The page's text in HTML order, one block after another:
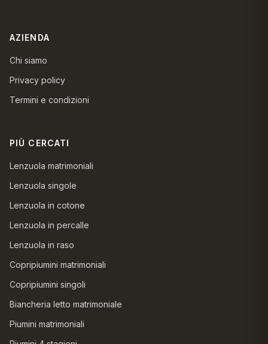
AZIENDA
Chi siamo
Privacy policy
Termini e condizioni
PIÙ CERCATI
Lenzuola matrimoniali
Lenzuola singole
Lenzuola in cotone
Lenzuola in percalle
Lenzuola in raso
Copripiumini matrimoniali
Copripiumini singoli
Biancheria letto matrimoniale
Piumini matrimoniali